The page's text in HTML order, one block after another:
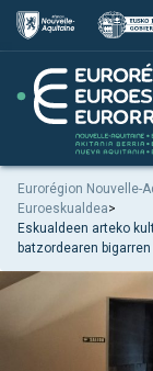
Eurorégion Nouvelle-
Euroeskualdea>
Eskualdeen arteko
batzordearen bigarren